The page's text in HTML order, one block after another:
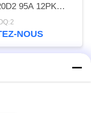
95A 12PK
NOUS